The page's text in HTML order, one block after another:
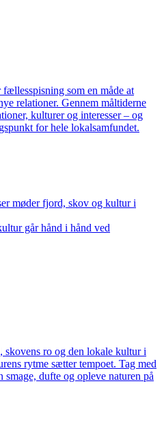
som en måde at
relationer. Gennem måltiderne
kulturer og interesser – og
for hele lokalsamfundet.
møder fjord, skov og kultur i
går hånd i hånd ved
skovens ro og den lokale kultur i
rytme sætter tempoet. Tag med
smage, dufte og opleve naturen på